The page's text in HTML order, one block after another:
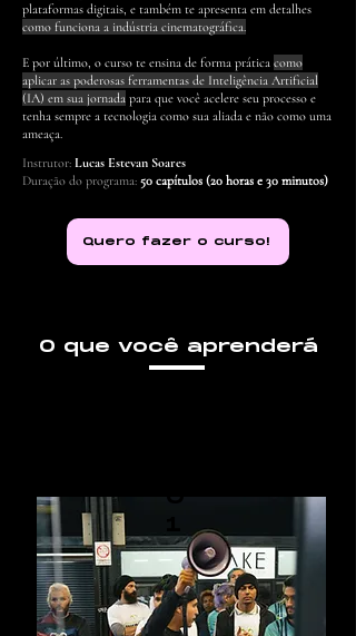
plataformas digitais, e também te apresenta em detalhes
como funciona a indústria cinematográfica.
E por último, o curso te ensina de forma prática como
aplicar as poderosas ferramentas de Inteligência Artificial
(IA) em sua jornada para que você acelere seu processo e
tenha sempre a tecnologia como sua aliada e não como uma
ameaça.
Instrutor: Lucas Estevan Soares
Duração do programa: 50 capítulos (20 horas e 30 minutos)
Quero fazer o curso!
O que você aprenderá